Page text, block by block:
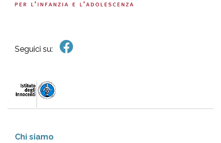
Seguici su:
Chi siamo